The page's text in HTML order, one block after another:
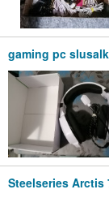
gaming pc
Steelseries Arctis